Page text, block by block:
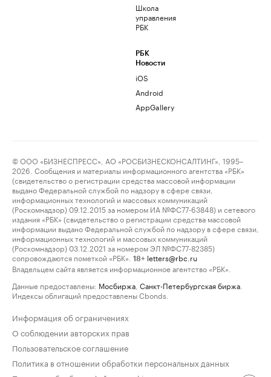
Школа
управления
РБК
РБК
Новости
iOS
Android
AppGallery
© ООО «БИЗНЕСПРЕСС», АО «РОСБИЗНЕСКОНСАЛТИНГ», 1995–
2026. Сообщения и материалы информационного агентства «РБК»
(свидетельство о регистрации средства массовой информации
выдано Федеральной службой по надзору в сфере связи,
информационных технологий и массовых коммуникаций
(Роскомнадзор) 09.12.2015 за номером ИА №ФС77-63848) и сетевого
издания «РБК» (свидетельство о регистрации средства массовой
информации выдано Федеральной службой по надзору в сфере связи,
информационных технологий и массовых коммуникаций
(Роскомнадзор) 03.12.2021 за номером ЭЛ №ФС77-82385)
сопровождаются пометкой «РБК».
18+ letters@rbc.ru
Владельцем сайта является информационное агентство «РБК».
Данные предоставлены: Мосбиржа Санкт-Петербургская биржа
Индексы облигаций предоставлены Cbonds.
Информация об ограничениях
О соблюдении авторских прав
Пользовательское соглашение
Политика в отношении обработки персональных данных